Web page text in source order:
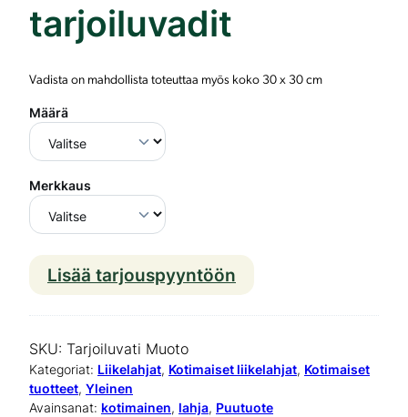
tarjoiluvadit
Vadista on mahdollista toteuttaa myös koko 30 x 30 cm
Määrä
Merkkaus
t
o
Lisää tarjouspyyntöön
SKU: Tarjoiluvati Muoto
Kategoriat: Liikelahjat, Kotimaiset liikelahjat, Kotimaiset
tuotteet, Yleinen
Avainsanat: kotimainen, lahja, Puutuote